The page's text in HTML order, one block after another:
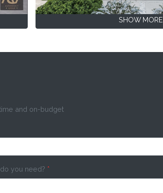
SHOW MORE
and on-budget
you need? *